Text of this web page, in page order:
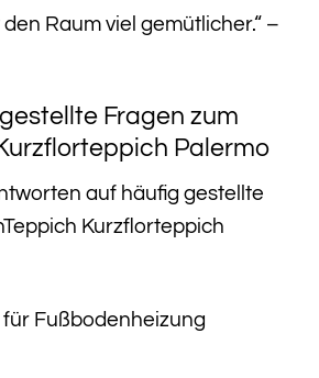
Raum viel gemütlicher.“ –
Fragen zum
Palermo
auf häufig gestellte
Kurzflorteppich
für Fußbodenheizung